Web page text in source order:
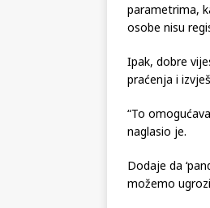
parametrima,
osobe nisu
Ipak, dobre
praćenja i
“To
naglasio je.
Dodaje da
možemo